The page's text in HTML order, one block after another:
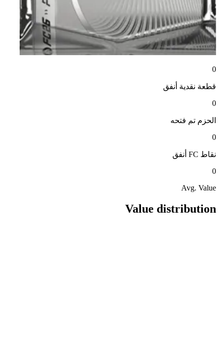
0
قطعة نقدية أنفق
0
الحزم تم فتحه
0
نقاط FC
أنفق
0
Avg. Value
Value distribution